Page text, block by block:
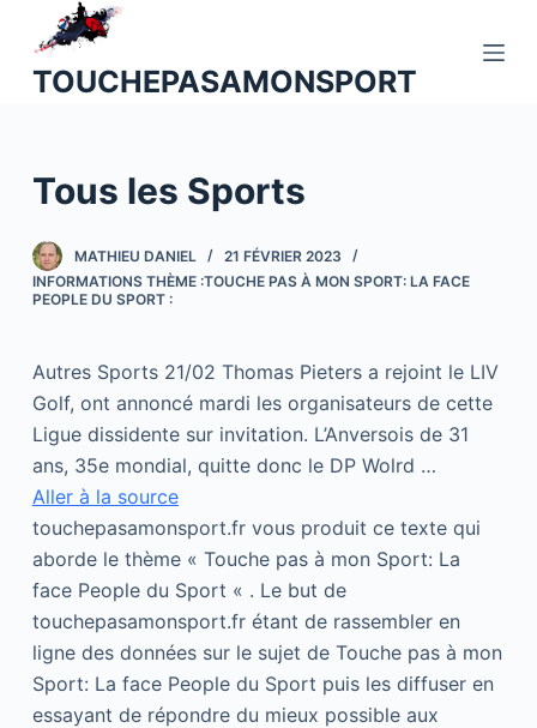
u
c
o
e
n
u
TOUCHEPASAMONSPORT
Tous les Sports
MATHIEU DANIEL
21 FÉVRIER 2023
INFORMATIONS THÈME :TOUCHE PAS À MON SPORT: LA FACE
PEOPLE DU SPORT :
Autres Sports 21/02 Thomas Pieters a rejoint le LIV
Golf, ont annoncé mardi les organisateurs de cette
Ligue dissidente sur invitation. L’Anversois de 31
ans, 35e mondial, quitte donc le DP Wolrd …
Aller à la source
touchepasamonsport.fr vous produit ce texte qui
aborde le thème « Touche pas à mon Sport: La
face People du Sport « . Le but de
touchepasamonsport.fr étant de rassembler en
ligne des données sur le sujet de Touche pas à mon
Sport: La face People du Sport puis les diffuser en
essayant de répondre du mieux possible aux